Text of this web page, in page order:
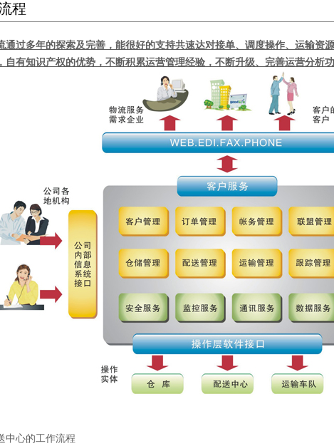
程
通过多年的探索及完善，能很好的支持共速达对接单、调度操作、运输资
自有知识产权的优势，不断积累运营管理经验，不断升级、完善运营分析
中心的工作流程